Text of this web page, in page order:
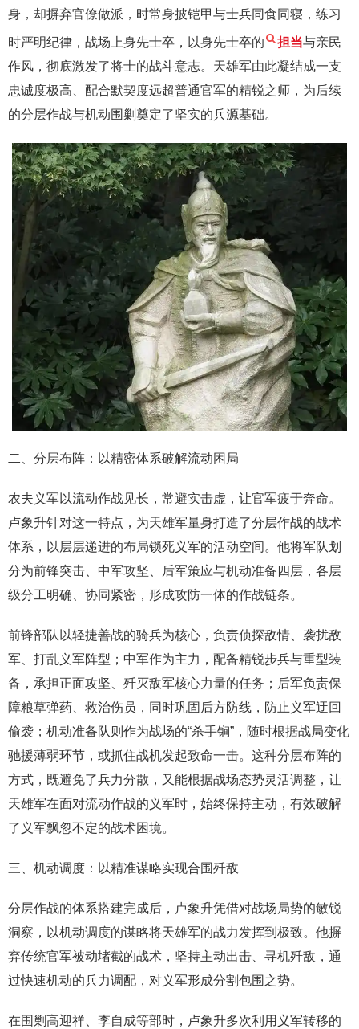
身，却摒弃官僚做派，时常身披铠甲与士兵同食同寝，练习
时严明纪律，战场上身先士卒，以身先士卒的 担当与亲民
作风，彻底激发了将士的战斗意志。天雄军由此凝结成一支
忠诚度极高、配合默契度远超普通官军的精锐之师，为后续
的分层作战与机动围剿奠定了坚实的兵源基础。
二、分层布阵：以精密体系破解流动困局
农夫义军以流动作战见长，常避实击虚，让官军疲于奔命。
卢象升针对这一特点，为天雄军量身打造了分层作战的战术
体系，以层层递进的布局锁死义军的活动空间。他将军队划
分为前锋突击、中军攻坚、后军策应与机动准备四层，各层
级分工明确、协同紧密，形成攻防一体的作战链条。
前锋部队以轻捷善战的骑兵为核心，负责侦探敌情、袭扰敌
军、打乱义军阵型；中军作为主力，配备精锐步兵与重型装
备，承担正面攻坚、歼灭敌军核心力量的任务；后军负责保
障粮草弹药、救治伤员，同时巩固后方防线，防止义军迂回
偷袭；机动准备队则作为战场的“杀手锏”，随时根据战局变化
驰援薄弱环节，或抓住战机发起致命一击。这种分层布阵的
方式，既避免了兵力分散，又能根据战场态势灵活调整，让
天雄军在面对流动作战的义军时，始终保持主动，有效破解
了义军飘忽不定的战术困境。
三、机动调度：以精准谋略实现合围歼敌
分层作战的体系搭建完成后，卢象升凭借对战场局势的敏锐
洞察，以机动调度的谋略将天雄军的战力发挥到极致。他摒
弃传统官军被动堵截的战术，坚持主动出击、寻机歼敌，通
过快速机动的兵力调配，对义军形成分割包围之势。
在围剿高迎祥、李自成等部时，卢象升多次利用义军转移的